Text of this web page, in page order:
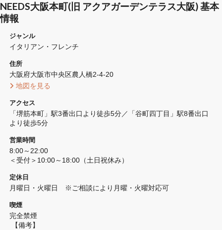
NEEDS大阪本町(旧 アクアガーデンテラス大阪) 基本
情報
ジャンル
イタリアン・フレンチ
住所
大阪府大阪市中央区農人橋2-4-20
地図を見る
アクセス
「堺筋本町」駅3番出口より徒歩5分／「谷町四丁目」駅8番出口
より徒歩5分
営業時間
8:00～22:00
＜受付＞10:00～18:00（土日祝休み）
定休日
月曜日・火曜日　※ご相談により月曜・火曜対応可
喫煙
完全禁煙
【備考】